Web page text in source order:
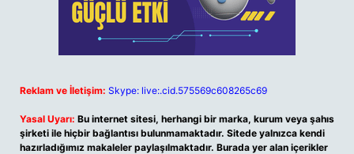
Reklam ve İletişim: Skype: live:.cid.575569c608265c69
Yasal Uyarı: Bu internet sitesi, herhangi bir marka, kurum veya şahıs
şirketi ile hiçbir bağlantısı bulunmamaktadır. Sitede yalnızca kendi
hazırladığımız makaleler paylaşılmaktadır. Burada yer alan içerikler